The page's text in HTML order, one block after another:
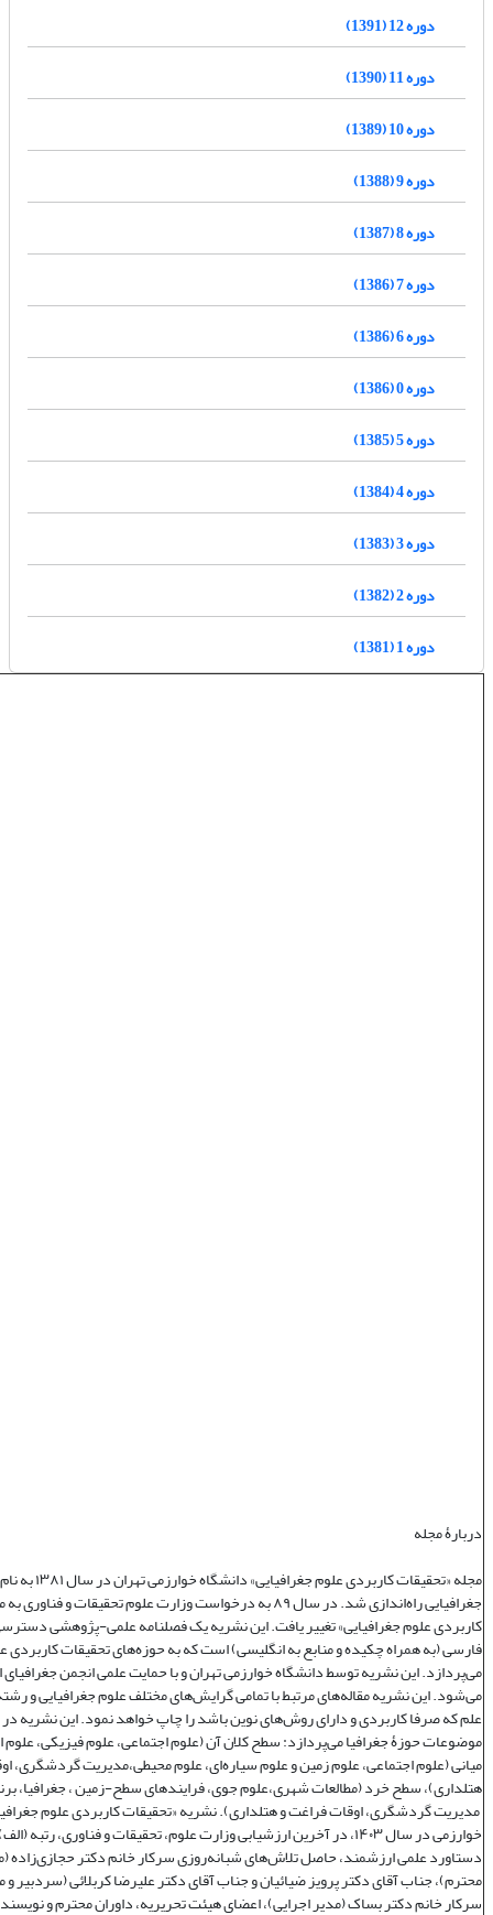
دوره 12 (1391)
دوره 11 (1390)
دوره 10 (1389)
دوره 9 (1388)
دوره 8 (1387)
دوره 7 (1386)
دوره 6 (1386)
دوره 0 (1386)
دوره 5 (1385)
دوره 4 (1384)
دوره 3 (1383)
دوره 2 (1382)
دوره 1 (1381)
دربارۀ مجله
مجله «تحقیقات کاربردی
جغرافیایی راه‌اندازی شد. در سال ۸۹ به درخواست وزارت علوم تحقیقات و
کاربردی علوم جغرافیایی» تغییر یافت. این نشریه یک فصلنامه علمی‌-پژوهشی
فارسی (به همراه چکیده و منابع به انگلیسی) است که به حوزه‌های تحقیقات کاربردی
می‌پردازد. این نشریه توسط دانشگاه خوارزمی تهران و با حمایت علمی انجمن جغرافیای
می‌شود. این نشریه مقاله‌های مرتبط با تمامی گرایش‌های مختلف علوم جغرافیایی و
علم که صرفا کاربردی و دارای روش‌های نوین باشد را چاپ خواهد نمود. این نشریه
موضوعات حوزۀ جغرافیا می‌پردازد: سطح کلان آن (علوم اجتماعی، علوم فیزیکی،
میانی (علوم اجتماعی، علوم زمین و علوم سیاره‌ای، علوم محیطی،مدیریت گردشگری،
هتلداری)، سطح خرد (مطالعات شهری،علوم جوی، فرایندهای سطح-زمین ، جغرافیا،
مدیریت گردشگری، اوقات فراغت و هتلداری). نشریه «تحقیقات کاربردی علوم
خوارزمی در سال ۱۴۰۳، در آخرین ارزشیابی وزارت علوم، تحقیقات و فناوری،
دستاورد علمی ارزشمند، حاصل تلاش‌های شبانه‌روزی سرکار خانم دکتر حجازی‌زاده
محترم)، جناب آقای دکتر پرویز ضیائیان و جناب آقای دکتر علیرضا کربلائی (سردبیر
سرکار خانم دکتر بساک (مدیر اجرایی)، اعضای هیئت تحریریه، داوران محترم و